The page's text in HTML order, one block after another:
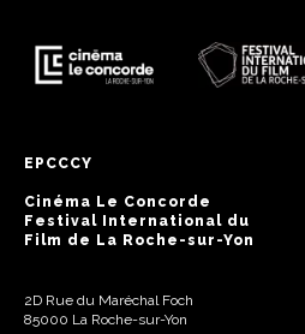
EPCCCY
Cinéma Le Concorde
Festival International du
Film de La Roche-sur-Yon
2D Rue du Maréchal Foch
85000 La Roche-sur-Yon